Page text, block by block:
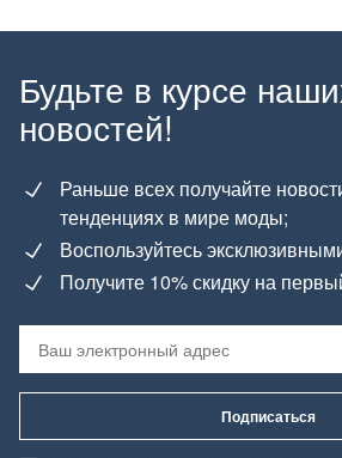
Будьте в курсе
новостей!
Раньше всех получайте
тенденциях в мире моды;
Воспользуйтесь
Получите 10% скидку на
Подписаться